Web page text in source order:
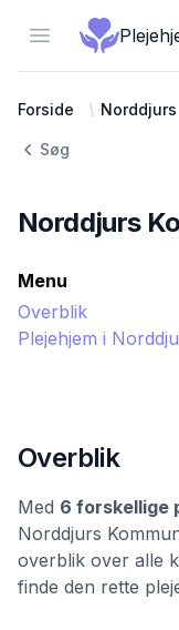
Open menu
Forside Norddjurs
Søg
Norddjurs
Menu
Overblik
Plejehjem i
Overblik
Med 6 forskellige
Norddjurs
overblik over alle
finde den rette